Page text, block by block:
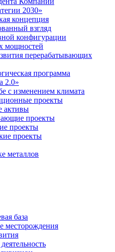
2030»
концепция
взгляд
конфигурации
мощностей
перерабатывающих
программа
2.0»
с изменением климата
проекты
активы
проекты
проекты
проекты
металлов
база
месторождения